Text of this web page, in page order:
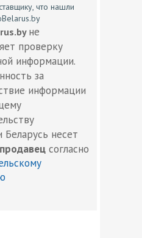
что нашли
не
проверку
информации.
за
информации
Беларусь несет
согласно